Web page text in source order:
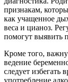
признакам,
как учащенное
веса и цианоз.
помогут выявить
Кроме того,
ведение
следует избегать
употребление